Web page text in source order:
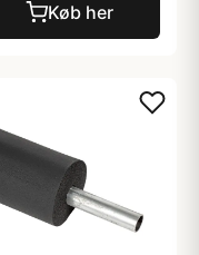
Køb her